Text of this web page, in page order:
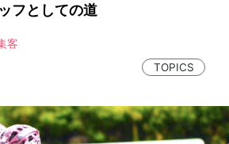
事例
チング 学生コーチ
効率化 運営
フとしての道
客
TOPICS